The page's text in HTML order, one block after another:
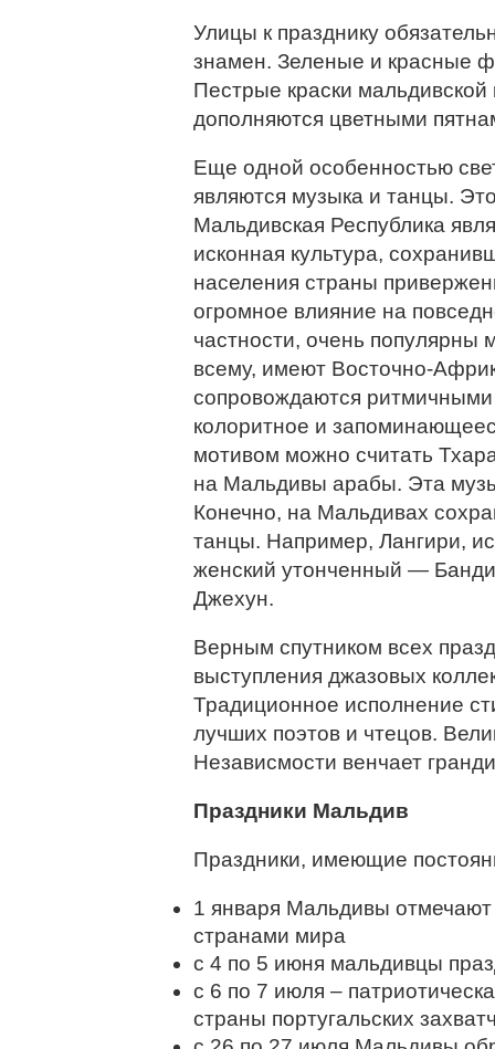
Улицы к празднику
знамен. Зеленые и красные
Пестрые краски
дополняются цветными
Еще одной особенностью
являются музыка и танцы.
Мальдивская Республика
исконная культура,
населения страны
огромное влияние на
частности, очень популярны
всему, имеют Восточно-
сопровождаются
колоритное и
мотивом можно считать
на Мальдивы арабы. Эта
Конечно, на Мальдивах
танцы. Например, Лангири,
женский утонченный —
Джехун.
Верным спутником всех
выступления джазовых
Традиционное исполнение
лучших поэтов и чтецов.
Независмости венчает
Праздники Мальдив
Праздники, имеющие
1 января Мальдивы
странами мира
с 4 по 5 июня мальдивцы
с 6 по 7 июля –
страны португальских